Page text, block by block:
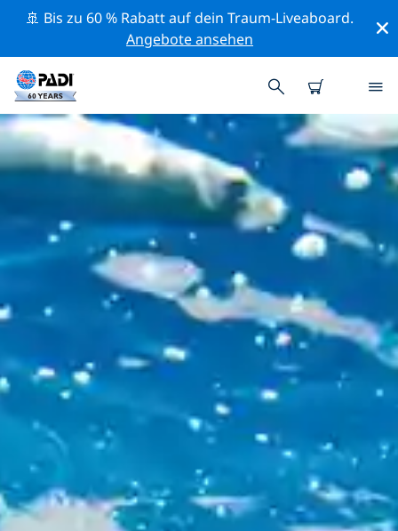
🚢 Bis zu 60 % Rabatt auf dein Traum-Liveaboard.
Angebote ansehen